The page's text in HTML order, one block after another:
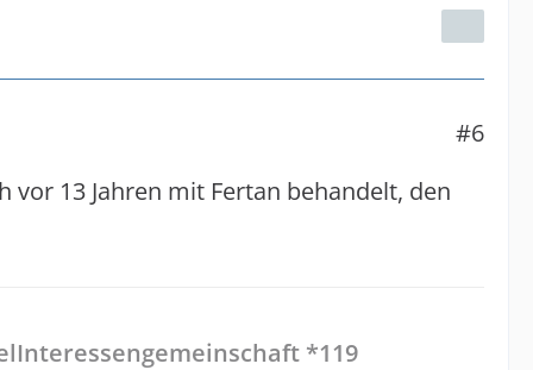
#6
vor 13 Jahren mit Fertan behandelt, den
*119